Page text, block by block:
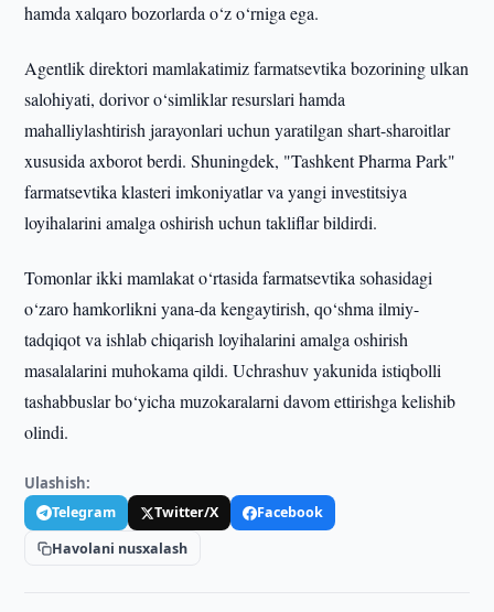
hamda xalqaro bozorlarda o‘z o‘rniga ega.
Agentlik direktori mamlakatimiz farmatsevtika bozorining ulkan
salohiyati, dorivor o‘simliklar resurslari hamda
mahalliylashtirish jarayonlari uchun yaratilgan shart-sharoitlar
xususida axborot berdi. Shuningdek, "Tashkent Pharma Park"
farmatsevtika klasteri imkoniyatlar va yangi investitsiya
loyihalarini amalga oshirish uchun takliflar bildirdi.
Tomonlar ikki mamlakat o‘rtasida farmatsevtika sohasidagi
o‘zaro hamkorlikni yana-da kengaytirish, qo‘shma ilmiy-
tadqiqot va ishlab chiqarish loyihalarini amalga oshirish
masalalarini muhokama qildi. Uchrashuv yakunida istiqbolli
tashabbuslar bo‘yicha muzokaralarni davom ettirishga kelishib
olindi.
Ulashish:
Telegram Twitter/X
Facebook
Havolani nusxalash